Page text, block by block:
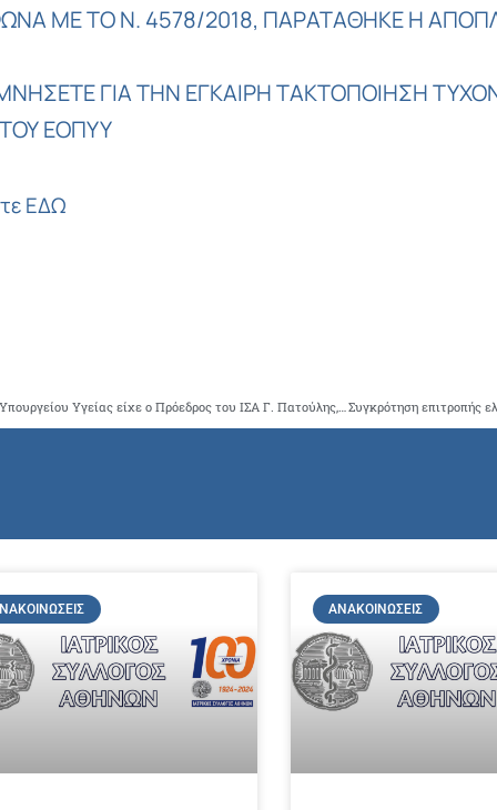
ΜΕ ΤΟ Ν. 4578/2018, ΠΑΡΑΤΑΘΗΚΕ Η
ΓΙΑ ΤΗΝ ΕΓΚΑΙΡΗ ΤΑΚΤΟΠΟΙΗΣΗ
ΕΟΠΥΥ
ΕΔΩ
Συνομιλία με την νέα πολιτική ηγεσία του Υπουργείου Υγείας είχε ο Πρόεδρος του ΙΣΑ Γ. Πατούλης, στο πλαίσιο της τελετής παράδοσης παραλαβής του Υπουργείου Υγείας
ΑΝΑΚΟΙΝΏΣΕΙΣ